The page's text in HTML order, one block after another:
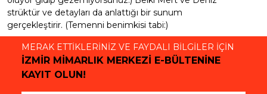
strüktür ve detayları da anlattığı bir sunum
gerçekleştirir. (Temenni benimkisi tabi:)
MERAK ETTİKLERİNİZ VE FAYDALI BİLGİLER İÇİN
İZMİR MİMARLIK MERKEZİ E-BÜLTENİNE
KAYIT OLUN!